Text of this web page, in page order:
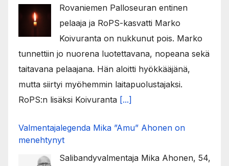
Rovaniemen Palloseuran entinen
pelaaja ja RoPS-kasvatti Marko
Koivuranta on nukkunut pois. Marko
tunnettiin jo nuorena luotettavana, nopeana sekä
taitavana pelaajana. Hän aloitti hyökkääjänä,
mutta siirtyi myöhemmin laitapuolustajaksi.
RoPS:n lisäksi Koivuranta [...]
Valmentajalegenda Mika ”Amu” Ahonen on
menehtynyt
Salibandyvalmentaja Mika Ahonen, 54,